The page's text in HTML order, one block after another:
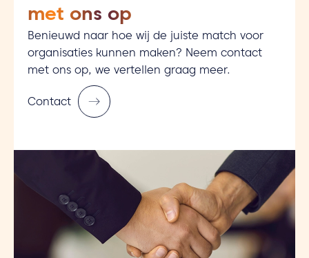
met ons op
Benieuwd naar hoe wij de juiste match voor
organisaties kunnen maken? Neem contact
met ons op, we vertellen graag meer.
Contact